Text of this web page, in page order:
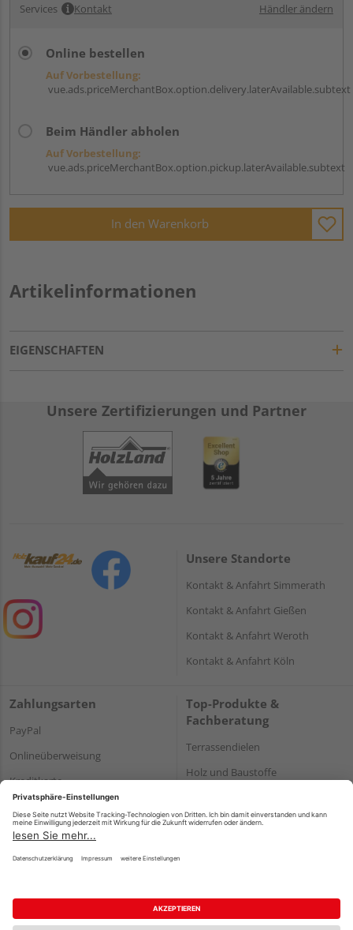
Services Kontakt Händler ändern
Online bestellen
Auf Vorbestellung:
vue.ads.priceMerchantBox.option.delivery.laterAvailable.subtext
Beim Händler abholen
Auf Vorbestellung:
vue.ads.priceMerchantBox.option.pickup.laterAvailable.subtext
In den Warenkorb
Artikelinformationen
EIGENSCHAFTEN
Unsere Zertifizierungen und Partner
Unsere Standorte
Kontakt & Anfahrt Simmerath
Kontakt & Anfahrt Gießen
Kontakt & Anfahrt Weroth
Kontakt & Anfahrt Köln
Zahlungsarten
PayPal
Onlineüberweisung
Kreditkarte
Rechnung*
*Bonität vorausgesetzt
Top-Produkte &
Fachberatung
Terrassendielen
Holz und Baustoffe
Impressum Datenschutz AGB
Barrierefreiheitserklärung
Vertrag widerrufen